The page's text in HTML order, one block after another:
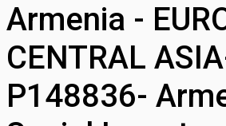
Armenia -
CENTRAL
P148836-